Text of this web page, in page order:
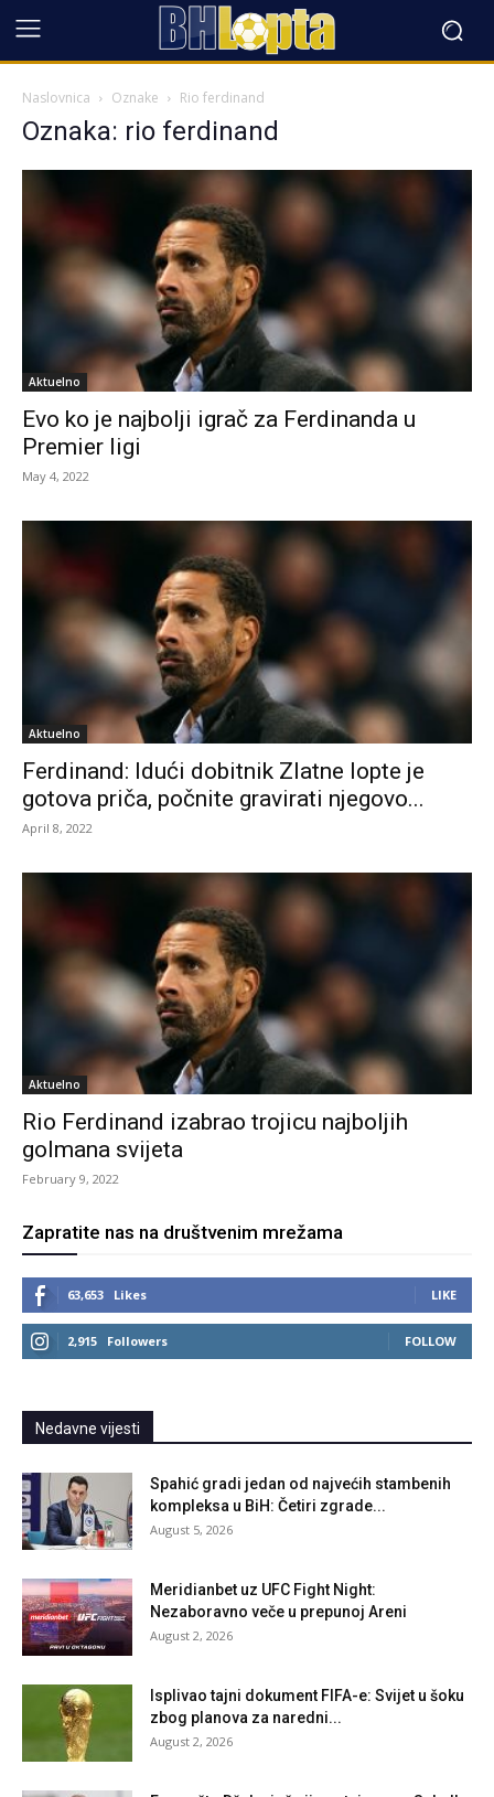
Naslovnica Oznake Rio ferdinand
Oznaka: rio ferdinand
Aktuelno
Evo ko je najbolji igrač za Ferdinanda u
Premier ligi
May 4, 2022
Aktuelno
Ferdinand: Idući dobitnik Zlatne lopte je
gotova priča, počnite gravirati njegovo...
April 8, 2022
Aktuelno
Rio Ferdinand izabrao trojicu najboljih
golmana svijeta
February 9, 2022
Zapratite nas na društvenim mrežama
63,653 Likes LIKE
2,915 Followers FOLLOW
Nedavne vijesti
Spahić gradi jedan od najvećih stambenih
kompleksa u BiH: Četiri zgrade...
August 5, 2026
Meridianbet uz UFC Fight Night:
Nezaboravno veče u prepunoj Areni
August 2, 2026
Isplivao tajni dokument FIFA-e: Svijet u šoku
zbog planova za naredni...
August 2, 2026